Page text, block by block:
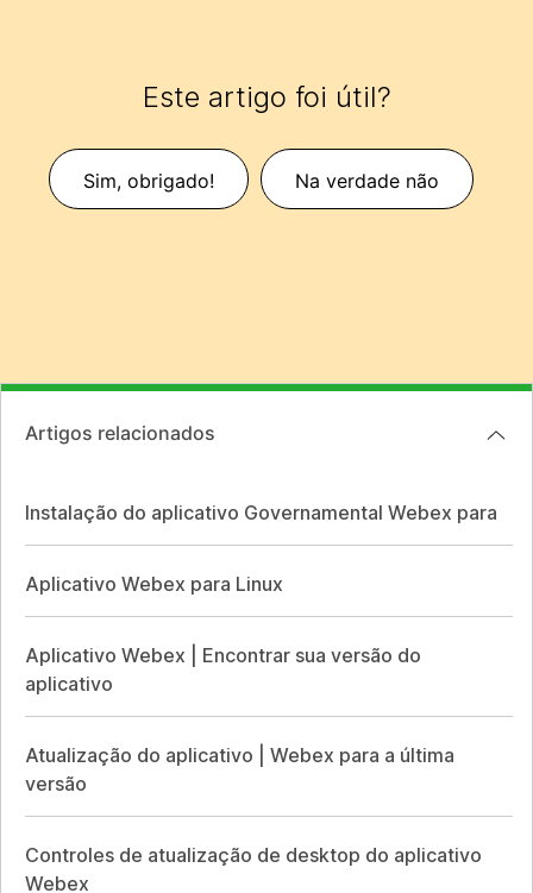
Este artigo foi útil?
Sim, obrigado! Na verdade não
Artigos relacionados
Instalação do aplicativo Governamental Webex para
Aplicativo Webex para Linux
Aplicativo Webex | Encontrar sua versão do
aplicativo
Atualização do aplicativo | Webex para a última
versão
Controles de atualização de desktop do aplicativo
Webex